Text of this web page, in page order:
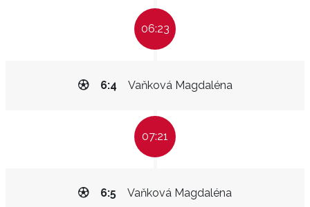
06:23
Vaňková Magdaléna
6:4
07:21
Vaňková Magdaléna
6:5